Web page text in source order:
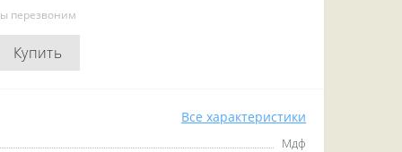
перезвоним
Купить
Все характеристики
Мдф